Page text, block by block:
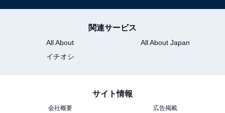
関連サービス
All About
All About Japan
イチオシ
サイト情報
会社概要 広告掲載